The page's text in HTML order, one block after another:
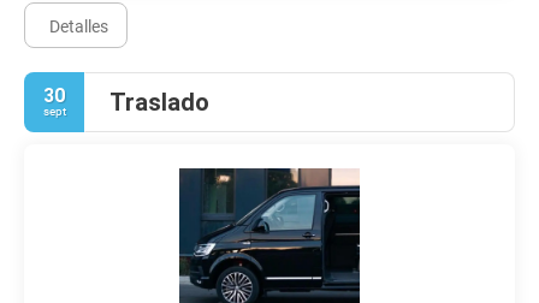
Detalles
30
sept Traslado